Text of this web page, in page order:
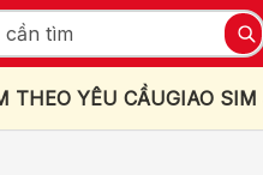
THEO YÊU CẦUGIAO